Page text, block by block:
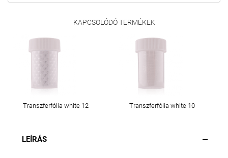
KAPCSOLÓDÓ TERMÉKEK
Transzferfólia white 12 Transzferfólia white 10
LEÍRÁS